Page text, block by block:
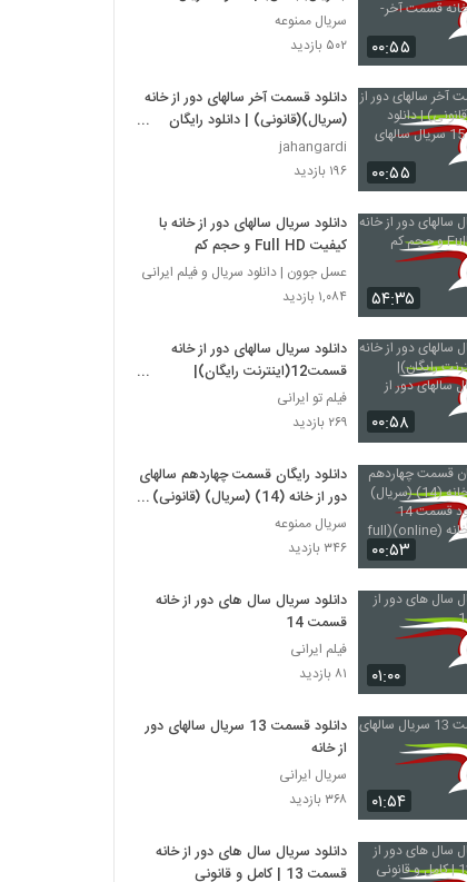
۰۰:۵۵
سالهای دور از خانه قسمت آخر-پانزده-
سریال ممنوعه
۵۰۲ بازدید
۰۰:۵۵
دانلود قسمت آخر سالهای دور از خانه
(سریال)(قانونی) | دانلود رایگان
قسمت 15 سریال سالهای دور از خانه
jahangardi
۱۹۶ بازدید
۵۴:۳۵
دانلود سریال سالهای دور از خانه با
کیفیت Full HD و حجم کم
عسل جوون | دانلود سریال و فیلم ایرانی
۱,۰۸۴ بازدید
۰۰:۵۸
دانلود سریال سالهای دور از خانه
قسمت12(اینترنت رایگان)|
قسمت12سریال سالهای دور از
خانه(قانونی)
فیلم تو ایرانی
۲۶۹ بازدید
۰۰:۵۳
دانلود رایگان قسمت چهاردهم سالهای
دور از خانه (14) (سریال) (قانونی) |
(online)(full hd)
سریال ممنوعه
۳۴۶ بازدید
۰۱:۰۰
دانلود سریال سال های دور از خانه
قسمت 14
فیلم ایرانی
۸۱ بازدید
۰۱:۵۴
دانلود قسمت 13 سریال سالهای دور
از خانه
سریال ایرانی
۳۶۸ بازدید
دانلود سریال سال های دور از خانه
قسمت 13 | کامل و قانونی